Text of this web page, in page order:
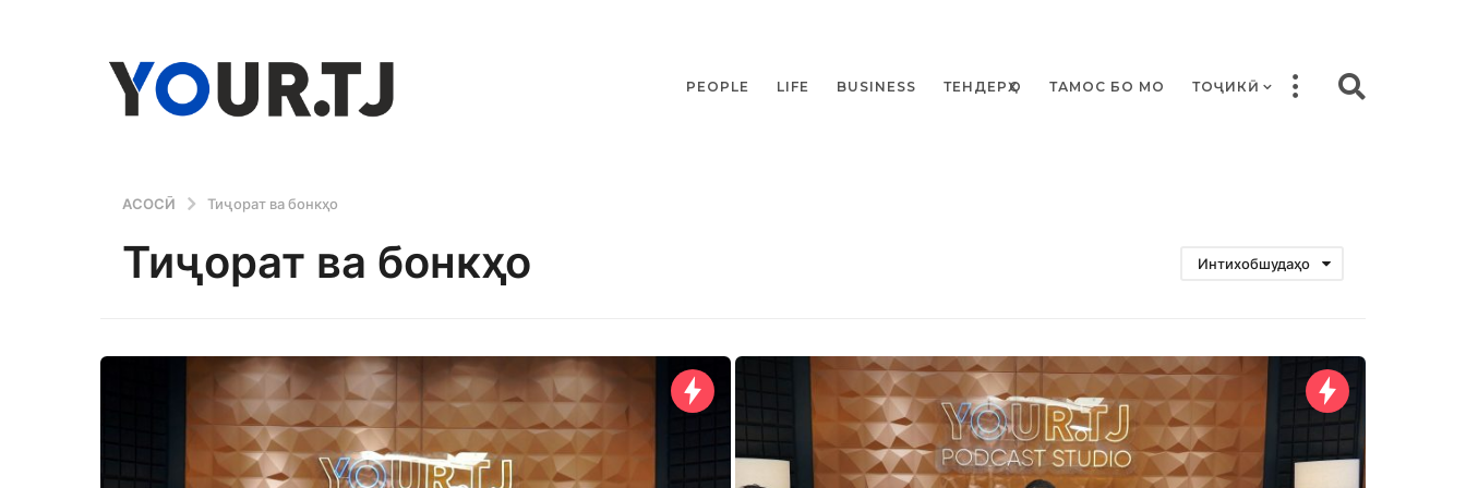
PEOPLE LIFE BUSINESS ТЕНДЕРҲО ТАМОС БО МО ТОҶИКӢ
АСОСӢ Тиҷорат ва бонкҳо
Тиҷорат ва бонкҳо Интихобшудаҳо